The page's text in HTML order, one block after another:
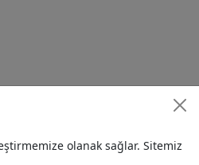
olanak sağlar. Sitemiz